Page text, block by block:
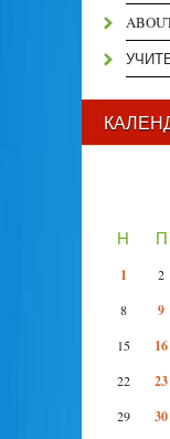
Н П
1 2
8
9
15 16
22
23
29
30